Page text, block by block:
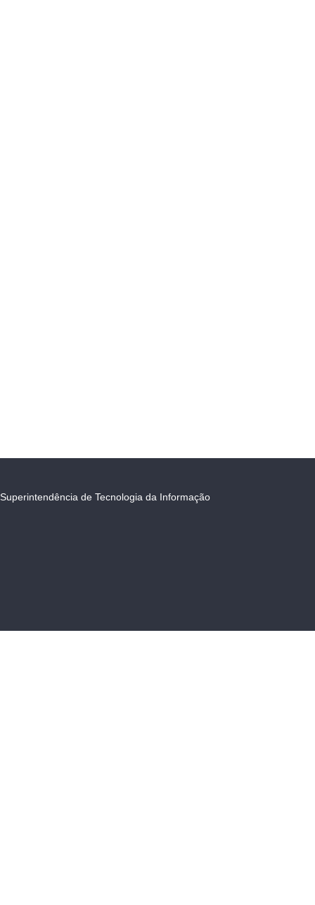
Superintendência de Tecnologia da Informação